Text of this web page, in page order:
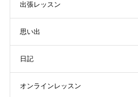
出張レッスン
思い出
日記
オンラインレッスン